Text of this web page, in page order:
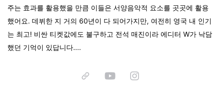
주는 효과를 활용했을 만큼 이들은 서양음악적 요소를 곳곳에 활용
했어요. 데뷔한 지 거의 60년이 다 되어가지만, 여전히 영국 내 인기
는 최고! 비싼 티켓값에도 불구하고 전석 매진이라 에디터 W가 낙담
했던 기억이 있답니다....